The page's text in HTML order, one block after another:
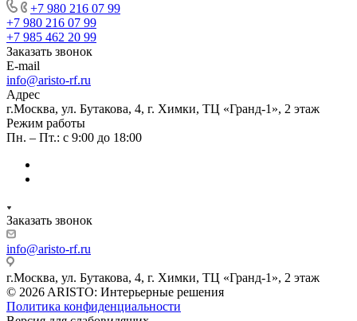
+7 980 216 07 99
+7 980 216 07 99
+7 985 462 20 99
Заказать звонок
E-mail
info@aristo-rf.ru
Адрес
г.Москва, ул. Бутакова, 4, г. Химки, ТЦ «Гранд-1», 2 этаж
Режим работы
Пн. – Пт.: с 9:00 до 18:00
Заказать звонок
info@aristo-rf.ru
г.Москва, ул. Бутакова, 4, г. Химки, ТЦ «Гранд-1», 2 этаж
© 2026 ARISTO: Интерьерные решения
Политика конфиденциальности